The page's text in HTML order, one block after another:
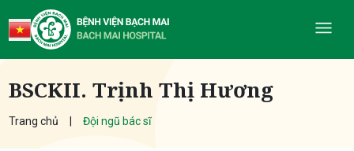
BSCKII. Trịnh Thị Hương
Trang chủ Đội ngũ bác sĩ